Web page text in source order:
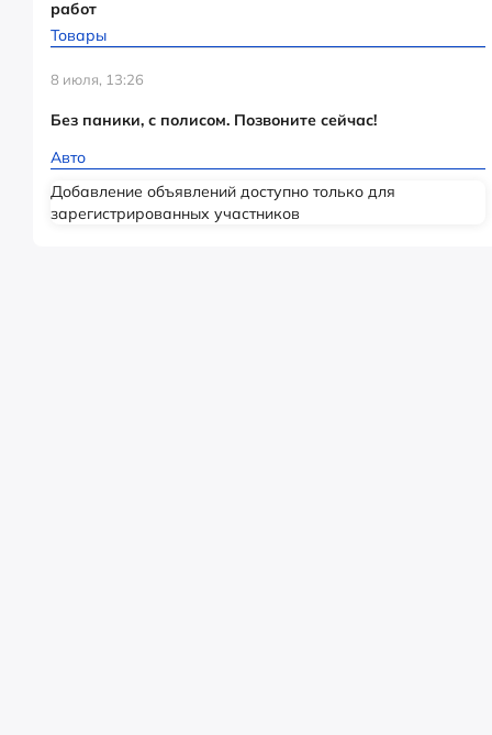
работ
Товары
8 июля, 13:26
Без паники, с полисом. Позвоните сейчас!
Авто
Добавление объявлений доступно только для
зарегистрированных участников